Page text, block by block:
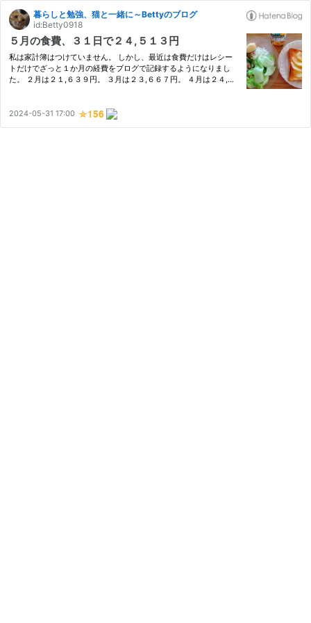
暮らしと勉強、猫と一緒に～Bettyのブログ
id:Betty0918
５月の食費、３１日で２４,５１３円
私は家計簿はつけていません。 しかし、最近は食費だけはレシー
トだけでざっと１か月の経費をブログで記録するようになりまし
た。 ２月は２１,６３９円。 ３月は２３,６６７円。 ４月は２４,８
2024-05-31 17:00